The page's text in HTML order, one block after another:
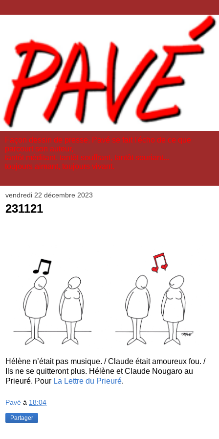
Façon dessin de presse, Pavé se fait l'écho de ce que
parcourt son auteur,
tantôt méditant, tantôt souffrant, tantôt souriant...
toujours aimant, toujours vivant.
vendredi 22 décembre 2023
231121
Hélène n’était pas musique. / Claude était amoureux fou. /
Ils ne se quitteront plus. Hélène et Claude Nougaro au
Prieuré. Pour La Lettre du Prieuré.
Pavé à 18:04
Partager